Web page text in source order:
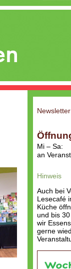
Newsletter
Mi – Sa:
an
Hinweis
Auch bei
Lesecafé
Küche
und bis
wir
gerne